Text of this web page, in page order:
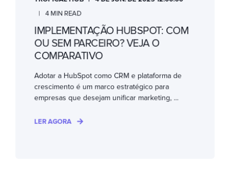
4 MIN READ
IMPLEMENTAÇÃO HUBSPOT: COM
OU SEM PARCEIRO? VEJA O
COMPARATIVO
Adotar a HubSpot como CRM e plataforma de
crescimento é um marco estratégico para
empresas que desejam unificar marketing, ...
LER AGORA